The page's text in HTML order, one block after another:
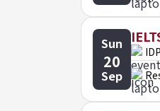
Sun
20
Sep